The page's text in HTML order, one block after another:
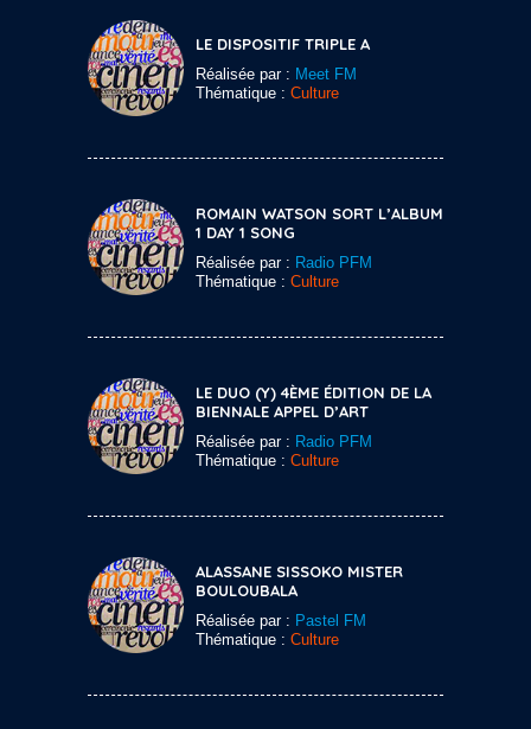
LE DISPOSITIF TRIPLE A
Réalisée par : Meet FM
Thématique : Culture
ROMAIN WATSON SORT L’ALBUM
1 DAY 1 SONG
Réalisée par : Radio PFM
Thématique : Culture
LE DUO (Y) 4ÈME ÉDITION DE LA
BIENNALE APPEL D’ART
Réalisée par : Radio PFM
Thématique : Culture
ALASSANE SISSOKO MISTER
BOULOUBALA
Réalisée par : Pastel FM
Thématique : Culture